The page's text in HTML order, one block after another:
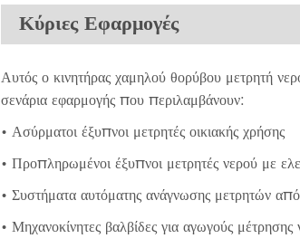
Κύριες Εφαρμογές
Αυτός ο κινητήρας χαμηλού θορύβου μετρητή
σενάρια εφαρμογής που περιλαμβάνουν:
• Ασύρματοι έξυπνοι μετρητές οικιακής χρήσης
• Προπληρωμένοι έξυπνοι μετρητές νερού με
• Συστήματα αυτόματης ανάγνωσης μετρητών
• Μηχανοκίνητες βαλβίδες για αγωγούς